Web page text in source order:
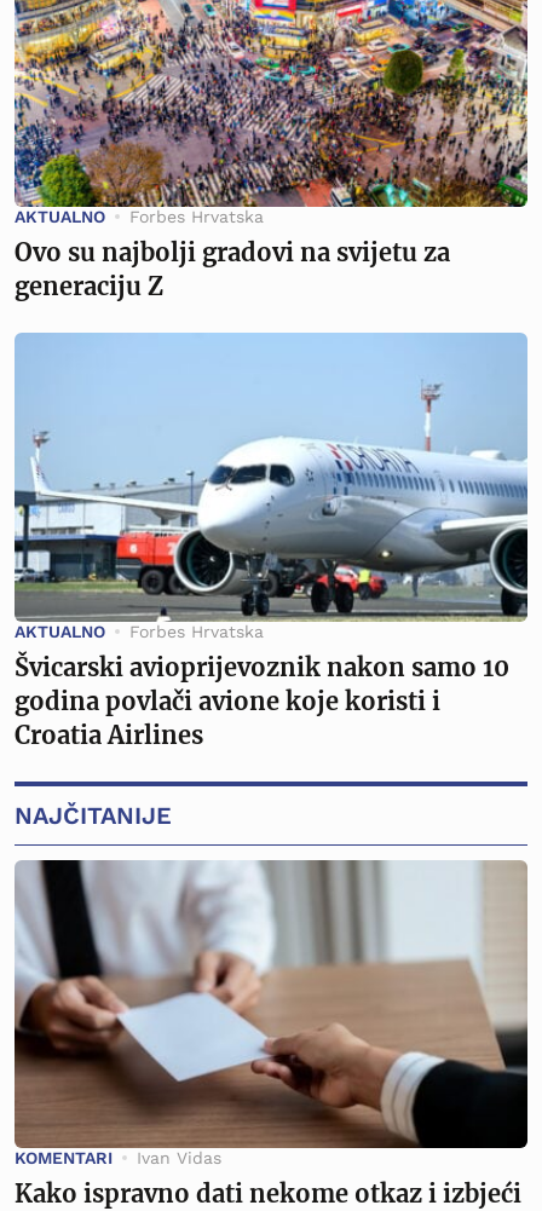
AKTUALNO Forbes Hrvatska
Ovo su najbolji gradovi na svijetu za
generaciju Z
AKTUALNO Forbes Hrvatska
Švicarski avioprijevoznik nakon samo 10
godina povlači avione koje koristi i
Croatia Airlines
NAJČITANIJE
KOMENTARI Ivan Vidas
Kako ispravno dati nekome otkaz i izbjeći